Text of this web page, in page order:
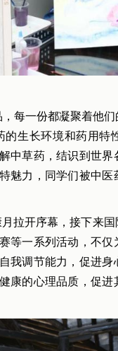
每一份都凝聚着他
生长环境和药用特
中草药，结识到世
魅力，同学们被中医
拉开序幕，接下来
等一系列活动，不仅
我调节能力，促进身
康的心理品质，促进